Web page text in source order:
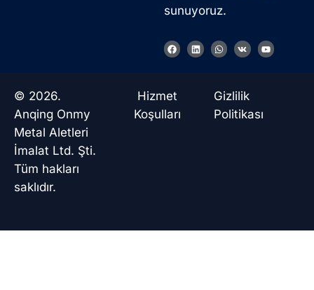
sunuyoruz.
F
a
o
o
L
i
W
h
a
p
p
V
k
Y
o
© 2026.
Anqing Onmy
Metal Aletleri
İmalat Ltd. Şti.
Tüm hakları
saklıdır.
Hizmet
Koşulları
Gizlilik
Politikası